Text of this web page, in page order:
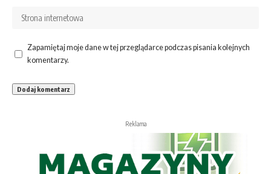
Zapamiętaj moje dane w tej przeglądarce podczas pisania kolejnych
komentarzy.
Reklama